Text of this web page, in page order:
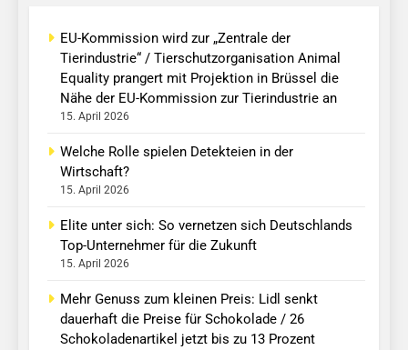
EU-Kommission wird zur „Zentrale der
Tierindustrie“ / Tierschutzorganisation Animal
Equality prangert mit Projektion in Brüssel die
Nähe der EU-Kommission zur Tierindustrie an
15. April 2026
Welche Rolle spielen Detekteien in der
Wirtschaft?
15. April 2026
Elite unter sich: So vernetzen sich Deutschlands
Top-Unternehmer für die Zukunft
15. April 2026
Mehr Genuss zum kleinen Preis: Lidl senkt
dauerhaft die Preise für Schokolade / 26
Schokoladenartikel jetzt bis zu 13 Prozent